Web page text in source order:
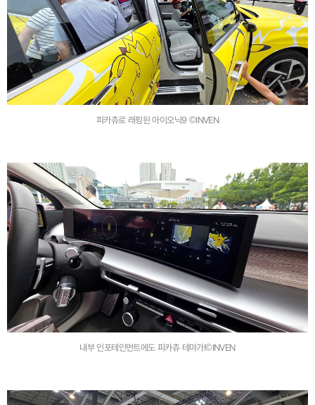
피카츄로 래핑된 아이오닉9 ©INVEN
내부 인포테인먼트에도 피카츄 테마가!©INVEN